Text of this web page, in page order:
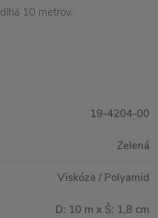
10 metrov.
19-4204-00
Zelená
Viskóza / Polyamid
D: 10 m x Š: 1,8 cm